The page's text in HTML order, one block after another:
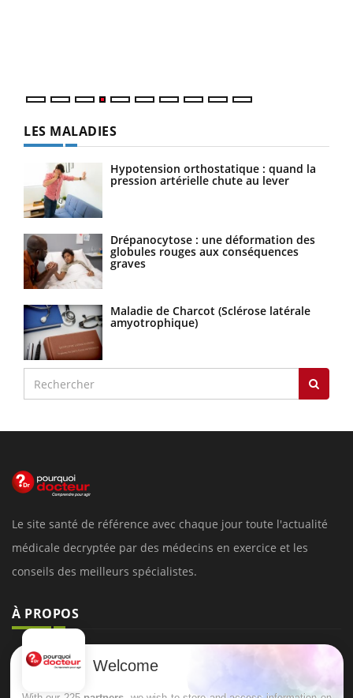
LES MALADIES
Hypotension orthostatique : quand la
pression artérielle chute au lever
Drépanocytose : une déformation des
globules rouges aux conséquences
graves
Maladie de Charcot (Sclérose latérale
amyotrophique)
Le site santé de référence avec chaque jour toute l'actualité
médicale decryptée par des médecins en exercice et les
conseils des meilleurs spécialistes.
À PROPOS
Données personnelles et cookies
Welcome